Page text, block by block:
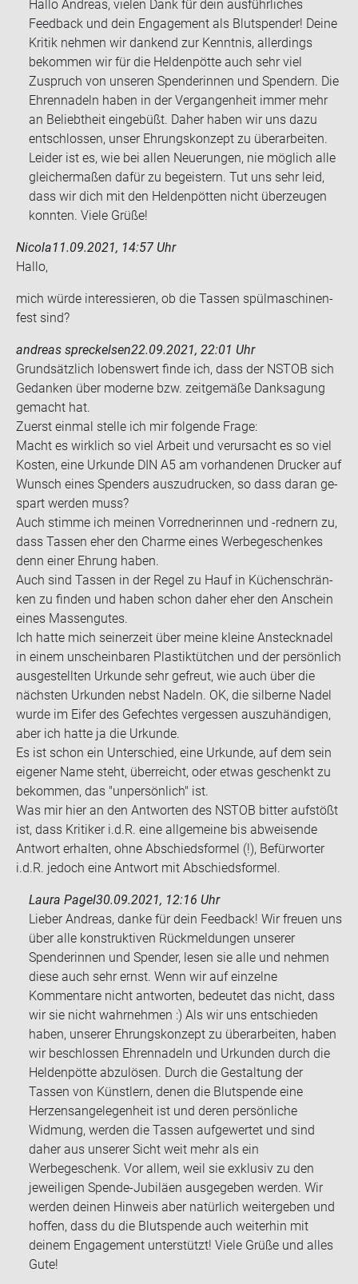
Hallo Andreas, vielen Dank für dein ausführliches
Feedback und dein Engagement als Blutspender! Deine
Kritik nehmen wir dankend zur Kenntnis, allerdings
bekommen wir für die Heldenpötte auch sehr viel
Zuspruch von unseren Spenderinnen und Spendern. Die
Ehrennadeln haben in der Vergangenheit immer mehr
an Beliebtheit eingebüßt. Daher haben wir uns dazu
entschlossen, unser Ehrungskonzept zu überarbeiten.
Leider ist es, wie bei allen Neuerungen, nie möglich alle
gleichermaßen dafür zu begeistern. Tut uns sehr leid,
dass wir dich mit den Heldenpötten nicht überzeugen
konnten. Viele Grüße!
Nicola11.09.2021, 14:57 Uhr
Hallo,
mich würde in­ter­es­sie­ren, ob die Tas­sen spül­ma­schi­nen­
fest sind?
andreas spreckelsen22.09.2021, 22:01 Uhr
Grund­sätz­lich lo­bens­wert finde ich, dass der NSTOB sich
Ge­dan­ken über mo­der­ne bzw. zeit­ge­mä­ße Dank­sa­gung
ge­macht hat.
Zu­erst ein­mal stel­le ich mir fol­gen­de Frage:
Macht es wirk­lich so viel Ar­beit und ver­ur­sacht es so viel
Kos­ten, eine Ur­kun­de DIN A5 am vor­han­de­nen Dru­cker auf
Wunsch eines Spen­ders aus­zu­dru­cken, so dass daran ge­
spart wer­den muss?
Auch stim­me ich mei­nen Vor­red­ne­rin­nen und -​rednern zu,
dass Tas­sen eher den Charme eines Wer­be­ge­schen­kes
denn einer Eh­rung haben.
Auch sind Tas­sen in der Regel zu Hauf in Kü­chen­schrän­
ken zu fin­den und haben schon daher eher den An­schein
eines Mas­sen­gu­tes.
Ich hatte mich sei­ner­zeit über meine klei­ne An­steck­na­del
in einem un­schein­ba­ren Plas­tik­tüt­chen und der per­sön­lich
aus­ge­stell­ten Ur­kun­de sehr ge­freut, wie auch über die
nächs­ten Ur­kun­den nebst Na­deln. OK, die sil­ber­ne Nadel
wurde im Eifer des Ge­fech­tes ver­ges­sen aus­zu­hän­di­gen,
aber ich hatte ja die Ur­kun­de.
Es ist schon ein Un­ter­schied, eine Ur­kun­de, auf dem sein
ei­ge­ner Name steht, über­reicht, oder etwas ge­schenkt zu
be­kom­men, das "un­per­sön­lich" ist.
Was mir hier an den Ant­wor­ten des NSTOB bit­ter auf­stößt
ist, dass Kri­ti­ker i.d.R. eine all­ge­mei­ne bis ab­wei­sen­de
Ant­wort er­hal­ten, ohne Ab­schieds­for­mel (!), Be­für­wor­ter
i.d.R. je­doch eine Ant­wort mit Ab­schieds­for­mel.
Laura Pagel30.09.2021, 12:16 Uhr
Lieber Andreas, danke für dein Feedback! Wir freuen uns
über alle konstruktiven Rückmeldungen unserer
Spenderinnen und Spender, lesen sie alle und nehmen
diese auch sehr ernst. Wenn wir auf einzelne
Kommentare nicht antworten, bedeutet das nicht, dass
wir sie nicht wahrnehmen :) Als wir uns entschieden
haben, unserer Ehrungskonzept zu überarbeiten, haben
wir beschlossen Ehrennadeln und Urkunden durch die
Heldenpötte abzulösen. Durch die Gestaltung der
Tassen von Künstlern, denen die Blutspende eine
Herzensangelegenheit ist und deren persönliche
Widmung, werden die Tassen aufgewertet und sind
daher aus unserer Sicht weit mehr als ein
Werbegeschenk. Vor allem, weil sie exklusiv zu den
jeweiligen Spende-Jubiläen ausgegeben werden. Wir
werden deinen Hinweis aber natürlich weitergeben und
hoffen, dass du die Blutspende auch weiterhin mit
deinem Engagement unterstützt! Viele Grüße und alles
Gute!